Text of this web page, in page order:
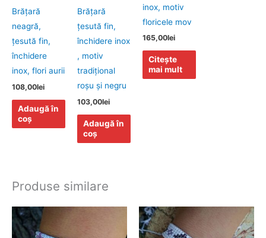
Brăţară
neagră,
ţesută fin,
închidere
inox, flori aurii
108,00lei
Adaugă în
coș
Brăţară
ţesută fin,
închidere inox
, motiv
tradiţional
roşu şi negru
103,00lei
Adaugă în
coș
inox, motiv
floricele mov
165,00lei
Citește
mai mult
Produse similare